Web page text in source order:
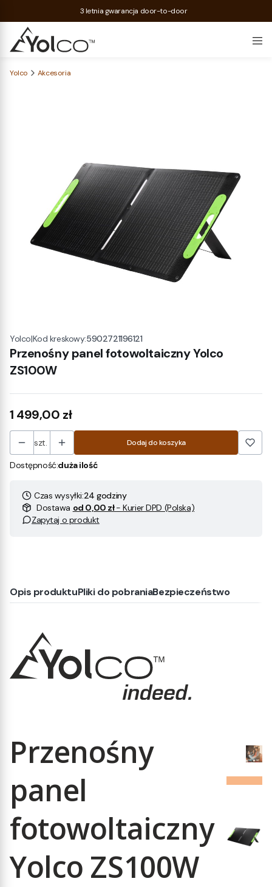
3 letnia gwarancja door-to-door
Yolco Akcesoria
Yolco|Kod kreskowy:5902721196121
Przenośny panel fotowoltaiczny Yolco
ZS100W
Cena
1 499,00 zł
szt. Dodaj do koszyka
Dostępność:duża ilość
Czas wysyłki:24 godziny
Dostawa od 0,00 zł- Kurier DPD (Polska)
Zapytaj o produkt
Opis produktuPliki do pobraniaBezpieczeństwo
Przenośny
panel
fotowoltaiczny
Yolco ZS100W